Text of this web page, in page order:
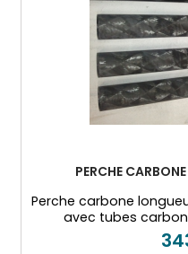
PERCHE
Perche carbone
avec tubes